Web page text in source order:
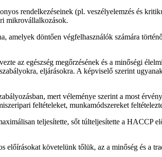
rendelkezéseinek (pl. veszélyelemzés és
mikrovállalkozások.
döntően végfelhasználók számára
az egészség megőrzésének és a minőségi
eljárásokra. A képviselő szerint
mert véleménye szerint a most
feltételeket, munkamódszereket
teljesítette, sőt túlteljesítette a HACCP
előírásokat követelünk tőlük, az a minőség és a